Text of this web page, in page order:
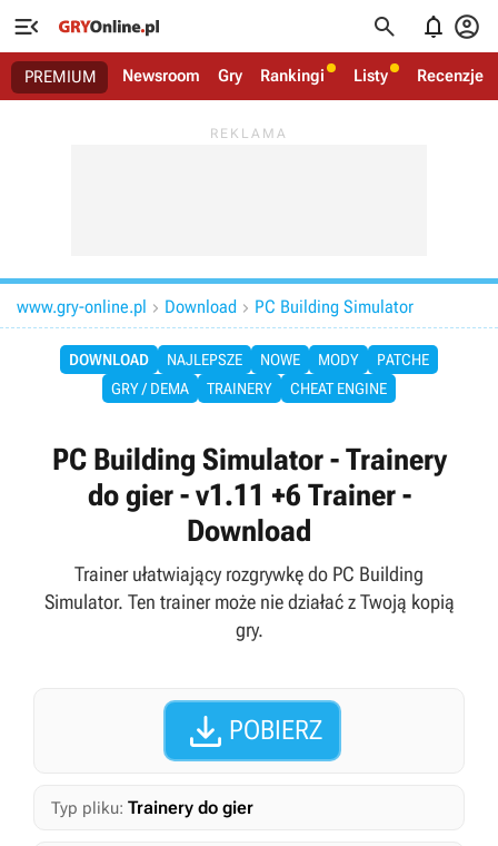
   
PREMIUM Newsroom Gry Rankingi Listy Recenzje
www.gry-online.pl  Download  PC Building Simulator
DOWNLOAD NAJLEPSZE NOWE MODY
PATCHE
GRY / DEMA
TRAINERY CHEAT ENGINE
PC Building Simulator - Trainery
do gier - v1.11 +6 Trainer -
Download
Trainer ułatwiający rozgrywkę do PC Building
Simulator. Ten trainer może nie działać z Twoją kopią
gry.
 POBIERZ
Typ pliku: Trainery do gier